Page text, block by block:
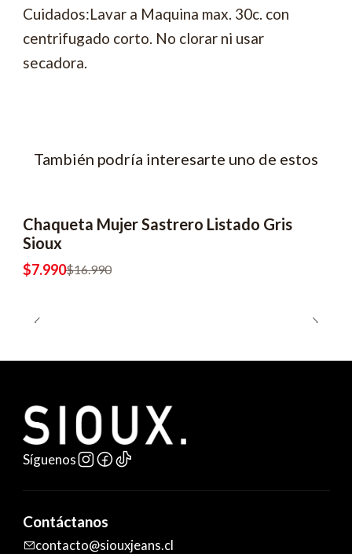
Cuidados:Lavar a Maquina max. 30c. con
centrifugado corto. No clorar ni usar
secadora.
También podría interesarte uno de estos
-53% OFF
Chaqueta Mujer Sastrero Listado Gris
Sioux
$7.990$16.990
Síguenos
Contáctanos
contacto@siouxjeans.cl